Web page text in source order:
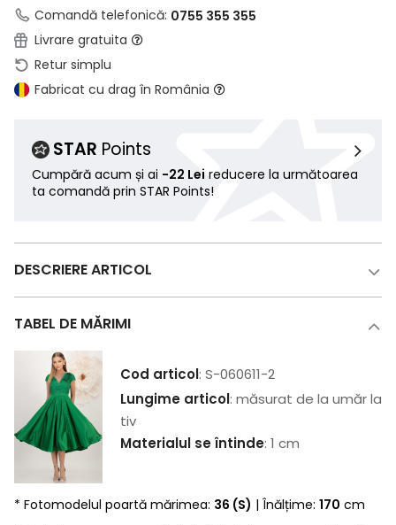
Comandă telefonică: 0755 355 355
Livrare gratuita
Retur simplu
Fabricat cu drag în România
STAR Points
Cumpără acum și ai -22 Lei reducere la următoarea
ta comandă prin STAR Points!
DESCRIERE ARTICOL
TABEL DE MĂRIMI
Cod articol: S-060611-2
Lungime articol: măsurat de la umăr la
tiv
Materialul se întinde: 1 cm
* Fotomodelul poartă mărimea: 36 (S) | Înălțime: 170 cm